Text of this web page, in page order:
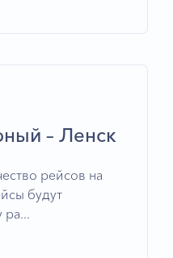
– Ленск
рейсов на
будут
ра...